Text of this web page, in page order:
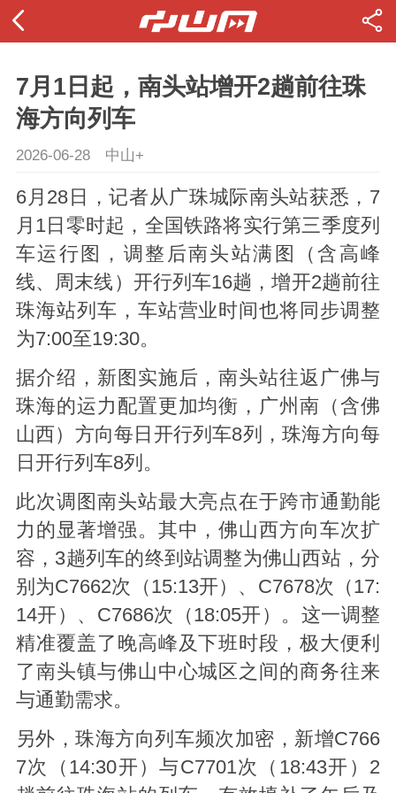
7月1日起，南头站增开2趟前往珠
海方向列车
2026-06-28 中山+
6月28日，记者从广珠城际南头站获悉，7
月1日零时起，全国铁路将实行第三季度列
车运行图，调整后南头站满图（含高峰
线、周末线）开行列车16趟，增开2趟前往
珠海站列车，车站营业时间也将同步调整
为7:00至19:30。
据介绍，新图实施后，南头站往返广佛与
珠海的运力配置更加均衡，广州南（含佛
山西）方向每日开行列车8列，珠海方向每
日开行列车8列。
此次调图南头站最大亮点在于跨市通勤能
力的显著增强。其中，佛山西方向车次扩
容，3趟列车的终到站调整为佛山西站，分
别为C7662次（15:13开）、C7678次（17:
14开）、C7686次（18:05开）。这一调整
精准覆盖了晚高峰及下班时段，极大便利
了南头镇与佛山中心城区之间的商务往来
与通勤需求。
另外，珠海方向列车频次加密，新增C766
7次（14:30开）与C7701次（18:43开）2